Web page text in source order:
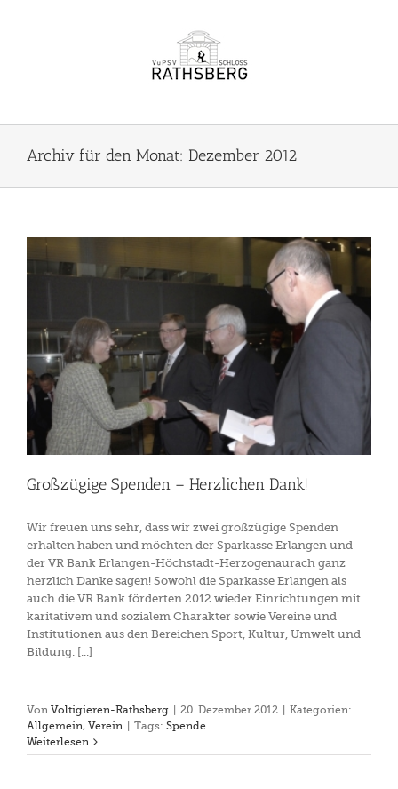
Archiv für den Monat: Dezember 2012
Großzügige Spenden – Herzlichen Dank!
Wir freuen uns sehr, dass wir zwei großzügige Spenden
erhalten haben und möchten der Sparkasse Erlangen und
der VR Bank Erlangen-Höchstadt-Herzogenaurach ganz
herzlich Danke sagen! Sowohl die Sparkasse Erlangen als
auch die VR Bank förderten 2012 wieder Einrichtungen mit
karitativem und sozialem Charakter sowie Vereine und
Institutionen aus den Bereichen Sport, Kultur, Umwelt und
Bildung. [...]
Von Voltigieren-Rathsberg 20. Dezember 2012
Kategorien:
Allgemein, Verein Tags: Spende
Weiterlesen